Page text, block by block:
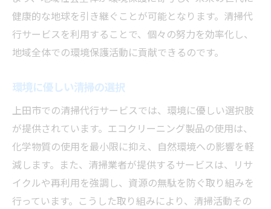
健康的な地球を引き継ぐことが可能となります。清掃代
行サービスを利用することで、個々の努力を効率化し、
地域全体での環境保護活動に貢献できるのです。
環境に優しい清掃の選択
上田市での清掃代行サービスでは、環境に優しい選択肢
が提供されています。エコクリーニング製品の使用は、
化学物質の使用を最小限に抑え、自然環境への影響を軽
減します。また、清掃業者が提供するサービスは、リサ
イクルや再利用を強調し、資源の無駄を防ぐ取り組みを
行っています。こうした取り組みにより、清掃活動その